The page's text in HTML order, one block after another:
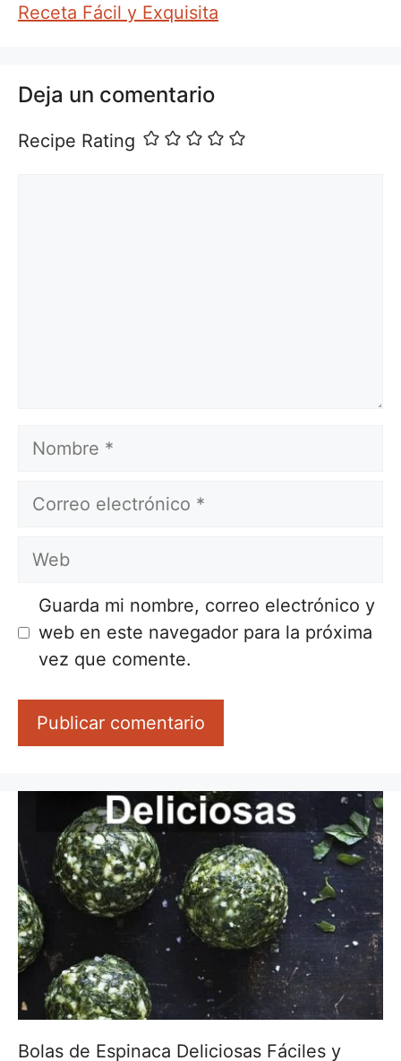
Receta Fácil y Exquisita
Deja un comentario
Recipe Rating
Nombre
Correo
Web
Guarda mi nombre, correo electrónico y
web en este navegador para la próxima
vez que comente.
Bolas de Espinaca Deliciosas Fáciles y